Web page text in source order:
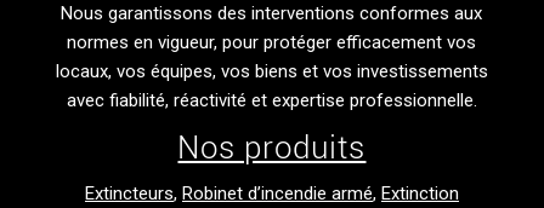
Nous garantissons des interventions conformes aux
normes en vigueur, pour protéger efficacement vos
locaux, vos équipes, vos biens et vos investissements
avec fiabilité, réactivité et expertise professionnelle.
Nos produits
Extincteurs, Robinet d’incendie armé, Extinction